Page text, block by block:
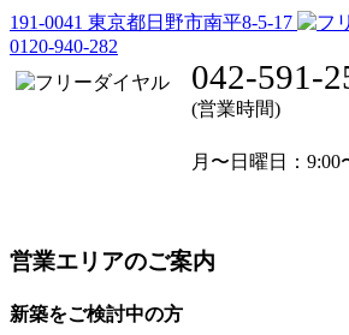
191-0041 東京都日野市南平8-5-17
0120-940-282
042-591-
(営業時間)
月〜日曜日 ：
営業エリアのご案内
新築をご検討中の方